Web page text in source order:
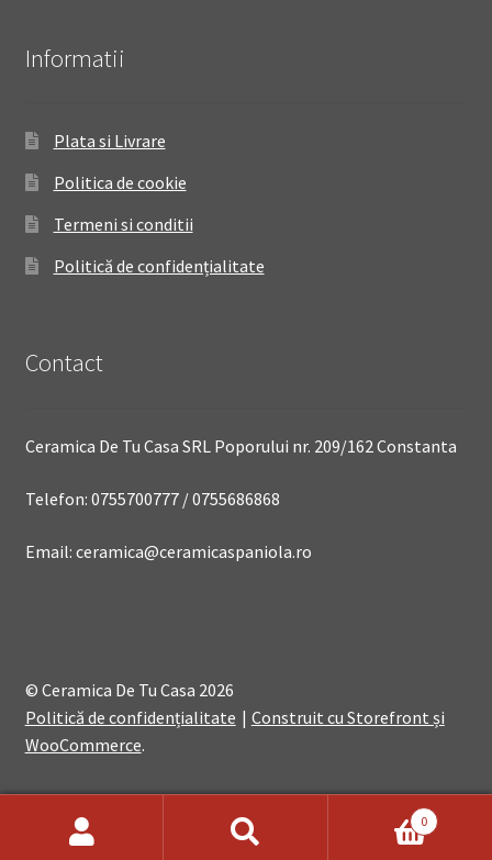
Informatii
Plata si Livrare
Politica de cookie
Termeni si conditii
Politică de confidențialitate
Contact
Ceramica De Tu Casa SRL Poporului nr. 209/162 Constanta
Telefon: 0755700777 / 0755686868
Email: ceramica@ceramicaspaniola.ro
© Ceramica De Tu Casa 2026
Politică de confidențialitate
Construit cu Storefront și
WooCommerce.
0